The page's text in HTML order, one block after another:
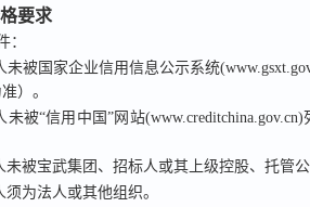
要求
：
未被国家企业信用信息公示系统
）。
未被“信用中国”网站
未被宝武集团、招标人或其上级控股、托管
须为法人或其他组织。